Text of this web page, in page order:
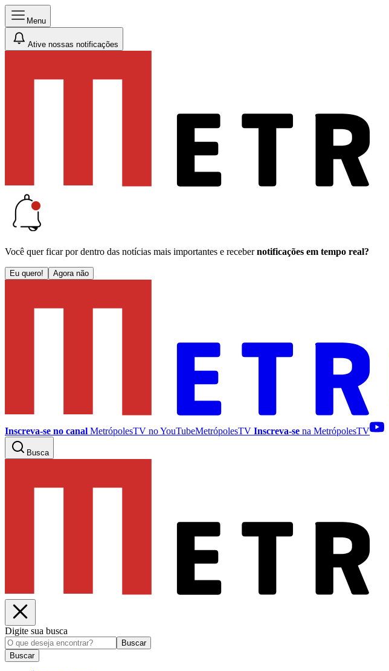
Menu
Ative nossas notificações
Você quer ficar por dentro das notícias mais importantes e receber notificações em tempo real?
Eu quero! Agora não
Inscreva-se no canal MetrópolesTV noYouTubeMetrópolesTV Inscreva-se na MetrópolesTV
Busca
Digite sua busca
Buscar
Buscar